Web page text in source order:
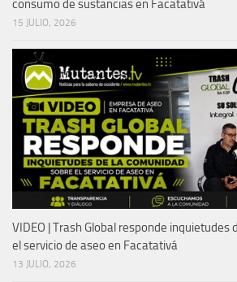
consumo de sustancias en Facatativá
15 JULIO, 2026
VIDEO | Trash Global responde inquietudes
el servicio de aseo en Facatativá
13 JULIO, 2026